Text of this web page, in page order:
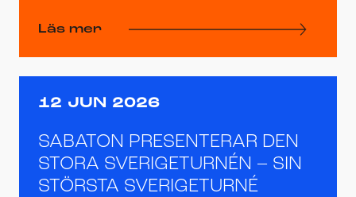
Läs mer
12 JUN 2026
SABATON PRESENTERAR DEN
STORA SVERIGETURNÉN – SIN
STÖRSTA SVERIGETURNÉ